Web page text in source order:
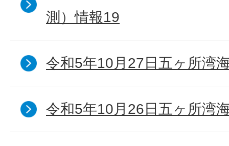
測）情報19
令和5年10月27日五ヶ所湾
令和5年10月26日五ヶ所湾